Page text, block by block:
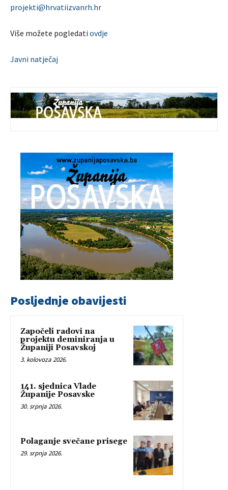
projekti@hrvatiizvanrh.hr
Više možete pogledati ovdje
Javni natječaj
Posljednje obavijesti
Započeli radovi na
projektu deminiranja u
Županiji Posavskoj
3. kolovoza 2026.
141. sjednica Vlade
Županije Posavske
30. srpnja 2026.
Polaganje svečane prisege
29. srpnja 2026.